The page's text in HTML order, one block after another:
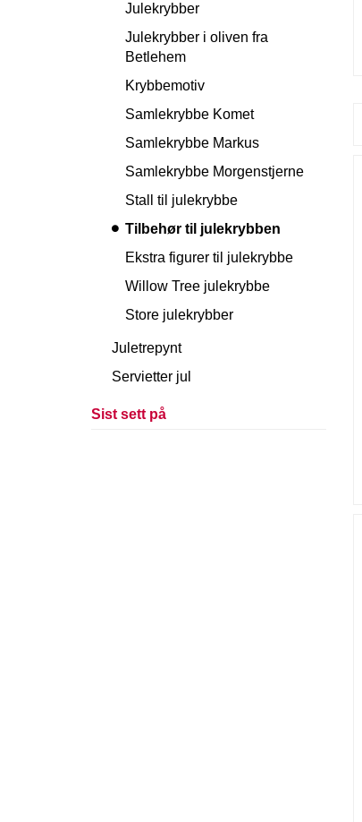
Julekrybber
Julekrybber i oliven fra
Betlehem
Krybbemotiv
Samlekrybbe Komet
Samlekrybbe Markus
Samlekrybbe Morgenstjerne
Stall til julekrybbe
Tilbehør til julekrybben
Ekstra figurer til julekrybbe
Willow Tree julekrybbe
Store julekrybber
Juletrepynt
Servietter jul
Sist sett på